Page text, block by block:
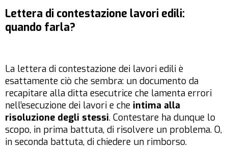
Lettera di contestazione lavori edili:
quando farla?
La lettera di contestazione dei lavori edili è
esattamente ciò che sembra: un documento da
recapitare alla ditta esecutrice che lamenta errori
nell’esecuzione dei lavori e che intima alla
risoluzione degli stessi. Contestare ha dunque lo
scopo, in prima battuta, di risolvere un problema. O,
in seconda battuta, di chiedere un rimborso.